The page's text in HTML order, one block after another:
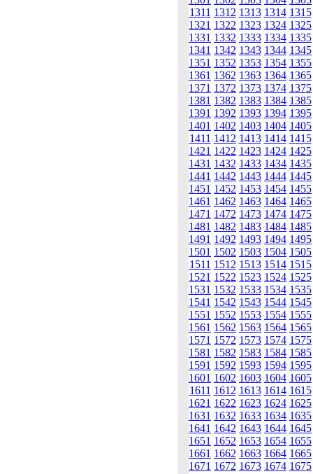
1311 1312 1313 1314 1315
1321 1322 1323 1324 1325
1331 1332 1333 1334 1335
1341 1342 1343 1344 1345
1351 1352 1353 1354 1355
1361 1362 1363 1364 1365
1371 1372 1373 1374 1375
1381 1382 1383 1384 1385
1391 1392 1393 1394 1395
1401 1402 1403 1404 1405
1411 1412 1413 1414 1415
1421 1422 1423 1424 1425
1431 1432 1433 1434 1435
1441 1442 1443 1444 1445
1451 1452 1453 1454 1455
1461 1462 1463 1464 1465
1471 1472 1473 1474 1475
1481 1482 1483 1484 1485
1491 1492 1493 1494 1495
1501 1502 1503 1504 1505
1511 1512 1513 1514 1515
1521 1522 1523 1524 1525
1531 1532 1533 1534 1535
1541 1542 1543 1544 1545
1551 1552 1553 1554 1555
1561 1562 1563 1564 1565
1571 1572 1573 1574 1575
1581 1582 1583 1584 1585
1591 1592 1593 1594 1595
1601 1602 1603 1604 1605
1611 1612 1613 1614 1615
1621 1622 1623 1624 1625
1631 1632 1633 1634 1635
1641 1642 1643 1644 1645
1651 1652 1653 1654 1655
1661 1662 1663 1664 1665
1671 1672 1673 1674 1675